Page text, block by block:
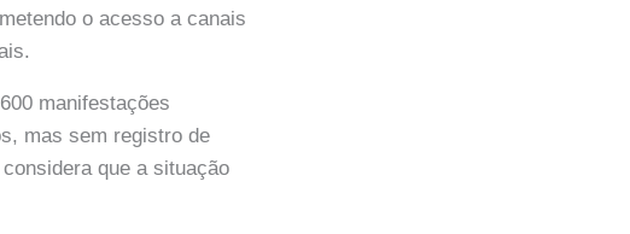
o acesso a canais
manifestações
mas sem registro de
que a situação